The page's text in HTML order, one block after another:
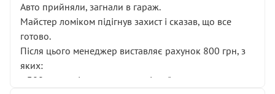
Авто прийняли, загнали в гараж.
Майстер ломіком підігнув захист і сказав, що все
готово.
Після цього менеджер виставляє рахунок 800 грн, з
яких:
• 300 грн — діагностика гальмівної системи